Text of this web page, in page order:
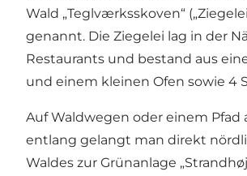
Wald „Teglværksskoven“
genannt. Die Ziegelei lag in der
Restaurants und bestand aus
und einem kleinen Ofen sowie 4
Auf Waldwegen oder einem Pfad
entlang gelangt man direkt
Waldes zur Grünanlage